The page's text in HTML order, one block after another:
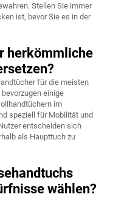
Stellen Sie immer
ist, bevor Sie es in der
herkömmliche
für die meisten
einige
im
speziell für Mobilität und
entscheiden sich
als Haupttuch zu
wählen?